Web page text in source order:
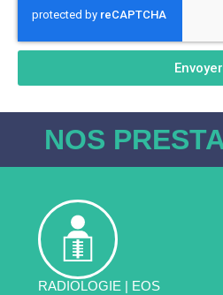
NOS
RADIOLOGIE | EOS
Envoyer